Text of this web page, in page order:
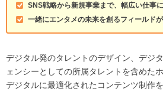
SNS戦略から新規事業まで、幅広い仕事
一緒にエンタメの未来を創るフィールドが
デジタル発のタレントのデザイン、デジ
ェンシーとしての所属タレントを含めた
デジタルに最適化されたコンテンツ制作